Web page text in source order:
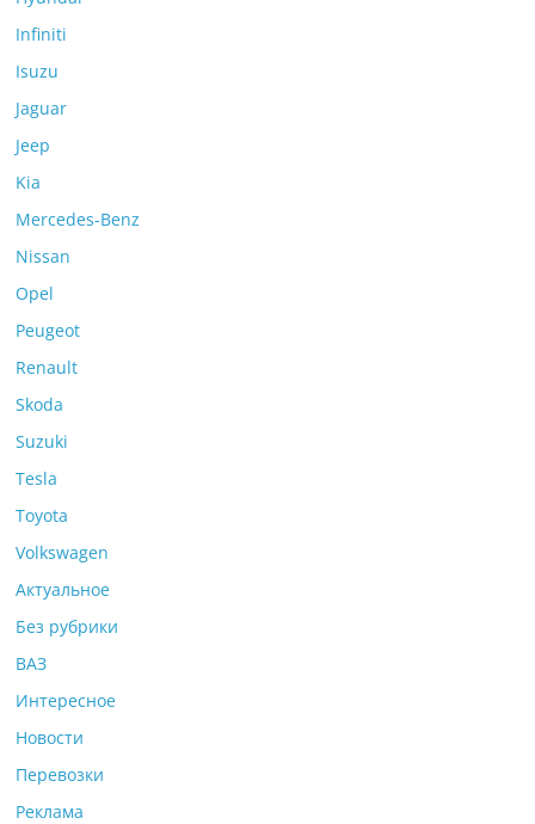
Infiniti
Isuzu
Jaguar
Jeep
Kia
Mercedes-Benz
Nissan
Opel
Peugeot
Renault
Skoda
Suzuki
Tesla
Toyota
Volkswagen
Актуальное
Без рубрики
ВАЗ
Интересное
Новости
Перевозки
Реклама